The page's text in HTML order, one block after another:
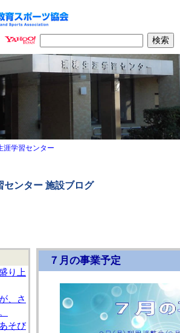
涯学習センター
センター 施設ブログ
り上
、さ
そび
７月の事業予定